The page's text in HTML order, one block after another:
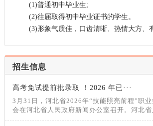
(1)普通初中毕业生;
(2)往届取得初中毕业证书的学生。
(3)形象气质佳，口齿清晰、热情大方、有
招生信息
高考免试提前批录取 ！2026 年已···
3月31日，河北省2026年“技能照亮前程”职
会在河北省人民政府新闻办公室召开。河北省